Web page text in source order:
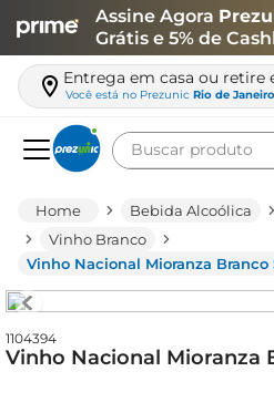
Assine Agora
Grátis e 5% de
Entrega em casa ou retire
Você está no Prezunic Rio de Janeiro
Buscar produto
Bebida Alcoólica
Vinho Branco
Vinho Nacional Mioranza Branco
1104394
Vinho Nacional Mioranza
leite
queijo